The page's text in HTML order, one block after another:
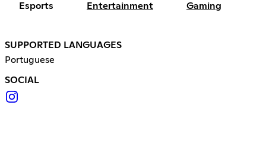
Esports Entertainment Gaming
SUPPORTED LANGUAGES
Portuguese
SOCIAL